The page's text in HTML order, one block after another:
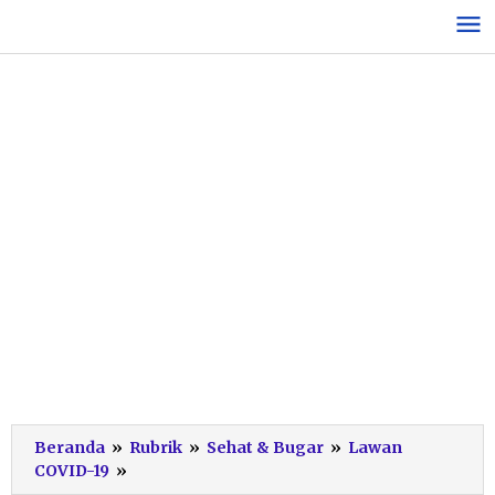
konten
Beranda » Rubrik » Sehat & Bugar » Lawan
COVID-19 »